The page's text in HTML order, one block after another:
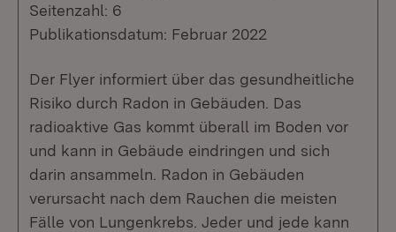
Seitenzahl: 6
Publikationsdatum: Februar 2022
Der Flyer informiert über das gesundheitliche
Risiko durch Radon in Gebäuden. Das
radioaktive Gas kommt überall im Boden vor
und kann in Gebäude eindringen und sich
darin ansammeln. Radon in Gebäuden
verursacht nach dem Rauchen die meisten
Fälle von Lungenkrebs. Jeder und jede kann